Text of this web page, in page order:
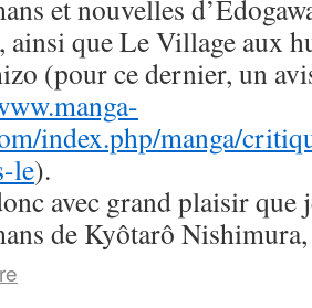
et nouvelles
ainsi que Le Village aux
(pour ce dernier, un
index.php/manga/
le).
avec grand plaisir que
de Kyôtarô